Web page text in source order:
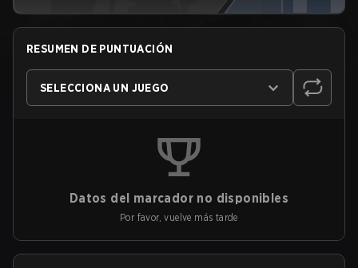
RESUMEN DE PUNTUACIÓN
SELECCIONA UN JUEGO
Datos del marcador no disponibles
Por favor, vuelve más tarde